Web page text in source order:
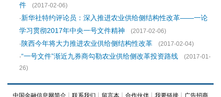
件
(2017-02-06)
·新华社特约评论员：深入推进农业供给侧结构性改革——一论
学习贯彻2017年中央一号文件精神
(2017-02-06)
·陕西今年将大力推进农业供给侧结构性改革
(2017-02-04)
·“一号文件”渐近九券商勾勒农业供给侧改革投资路线
(2017-01-
26)
中国金融信息网简介 ┊ 联系我们 ┊ 留言本 ┊ 合作伙伴 ┊ 我要链接 ┊ 广告招商